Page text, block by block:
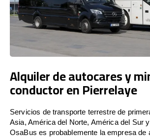
Alquiler de autocares y
conductor en Pierrelaye
Servicios de transporte terrestre de
Asia, América del Norte, América del Sur
OsaBus es probablemente la empresa de